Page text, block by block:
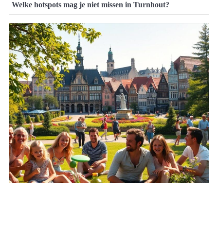
Welke hotspots mag je niet missen in Turnhout?